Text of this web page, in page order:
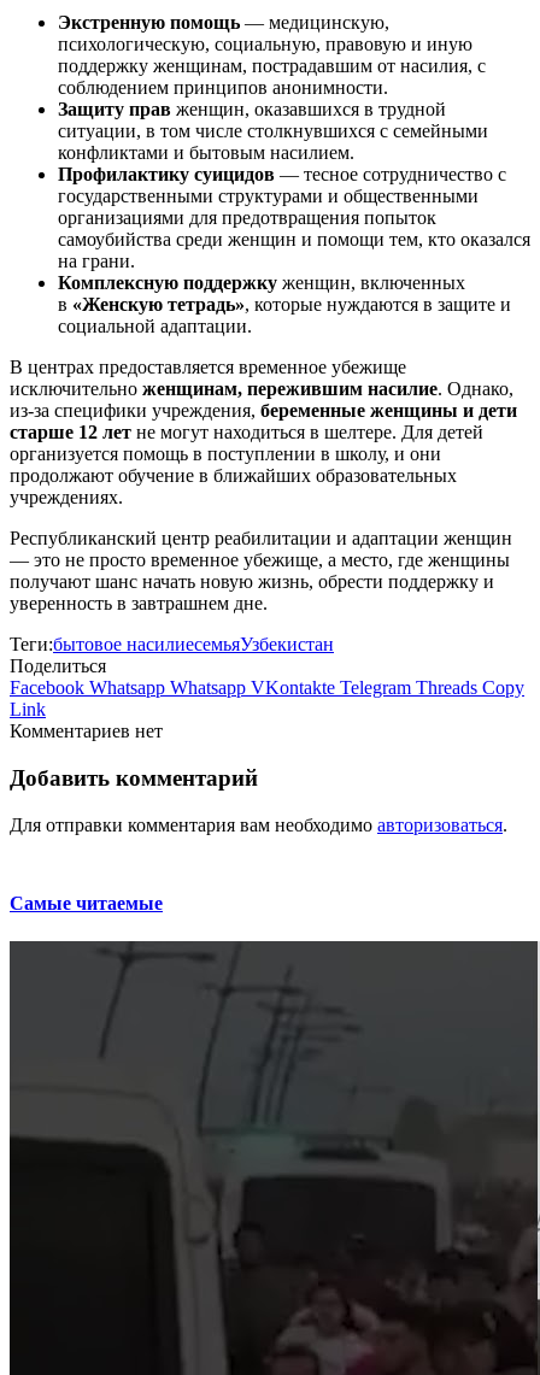
Экстренную помощь — медицинскую,
психологическую, социальную, правовую и иную
поддержку женщинам, пострадавшим от насилия, с
соблюдением принципов анонимности.
Защиту прав женщин, оказавшихся в трудной
ситуации, в том числе столкнувшихся с семейными
конфликтами и бытовым насилием.
Профилактику суицидов — тесное сотрудничество с
государственными структурами и общественными
организациями для предотвращения попыток
самоубийства среди женщин и помощи тем, кто оказался
на грани.
Комплексную поддержку женщин, включенных
в «Женскую тетрадь», которые нуждаются в защите и
социальной адаптации.
В центрах предоставляется временное убежище
исключительно женщинам, пережившим насилие. Однако,
из-за специфики учреждения, беременные женщины и дети
старше 12 лет не могут находиться в шелтере. Для детей
организуется помощь в поступлении в школу, и они
продолжают обучение в ближайших образовательных
учреждениях.
Республиканский центр реабилитации и адаптации женщин
— это не просто временное убежище, а место, где женщины
получают шанс начать новую жизнь, обрести поддержку и
уверенность в завтрашнем дне.
Теги:бытовое насилиесемьяУзбекистан
Поделиться
Facebook Whatsapp Whatsapp VKontakte Telegram Threads Copy
Link
Комментариев нет
Добавить комментарий
Для отправки комментария вам необходимо авторизоваться.
Самые читаемые